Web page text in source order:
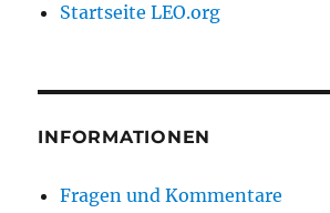
Startseite LEO.org
INFORMATIONEN
Fragen und Kommentare